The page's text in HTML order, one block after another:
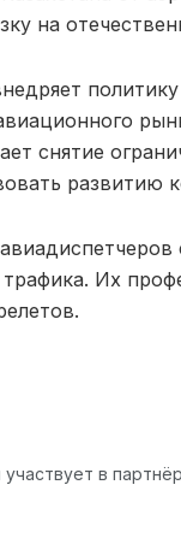
на
снятие
развитию
Их
в